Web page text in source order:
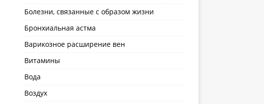
Болезни, связанные с образом жизни
Бронхиальная астма
Варикозное расширение вен
Витамины
Вода
Воздух